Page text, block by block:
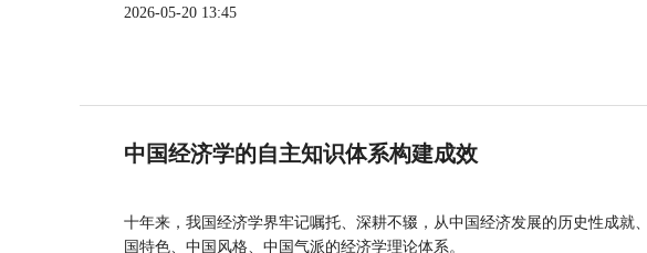
2026-05-20 13:45
中国经济学的自主知识体系构建成效
十年来，我国经济学界牢记嘱托、深耕不辍，从中国经济发展的历史性成就
国特色、中国风格、中国气派的经济学理论体系。